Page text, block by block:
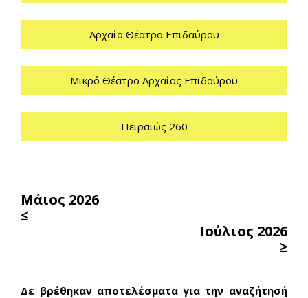
Αρχαίο Θέατρο Επιδαύρου
Μικρό Θέατρο Αρχαίας Επιδαύρου
Πειραιώς 260
Μάιος 2026
≤
Ιούλιος 2026
≥
Δε βρέθηκαν αποτελέσματα για την αναζήτησή